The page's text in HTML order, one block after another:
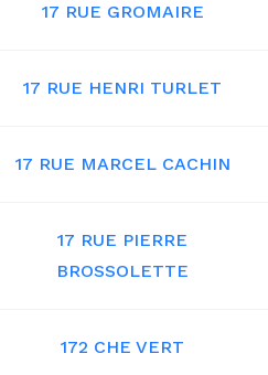
17 RUE GROMAIRE
17 RUE HENRI TURLET
17 RUE MARCEL CACHIN
17 RUE PIERRE
BROSSOLETTE
172 CHE VERT